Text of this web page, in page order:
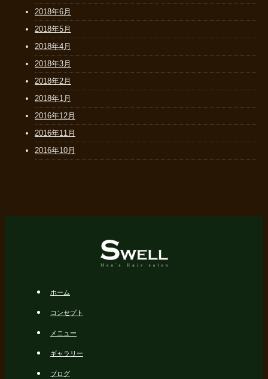
2018年6月
2018年5月
2018年4月
2018年3月
2018年2月
2018年1月
2016年12月
2016年11月
2016年10月
ホーム
コンセプト
メニュー
ギャラリー
ブログ